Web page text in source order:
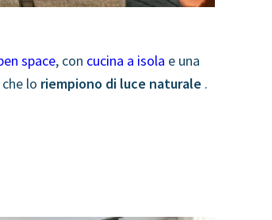
space, con cucina a isola e una
lo riempiono di luce naturale .